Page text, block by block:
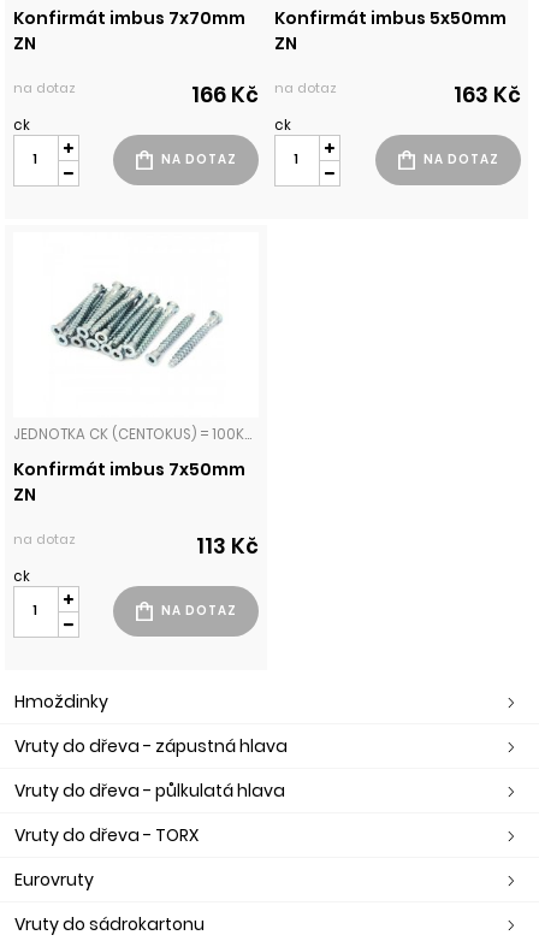
Konfirmát imbus 7x70mm
ZN
na dotaz 166 Kč
ck
Konfirmát imbus 5x50mm
ZN
na dotaz 163 Kč
ck
JEDNOTKA CK (CENTOKUS) = 100KS KONFIRMÁTY
Konfirmát imbus 7x50mm
ZN
na dotaz 113 Kč
ck
Hmoždinky
Vruty do dřeva - zápustná hlava
Vruty do dřeva - půlkulatá hlava
Vruty do dřeva - TORX
Eurovruty
Vruty do sádrokartonu